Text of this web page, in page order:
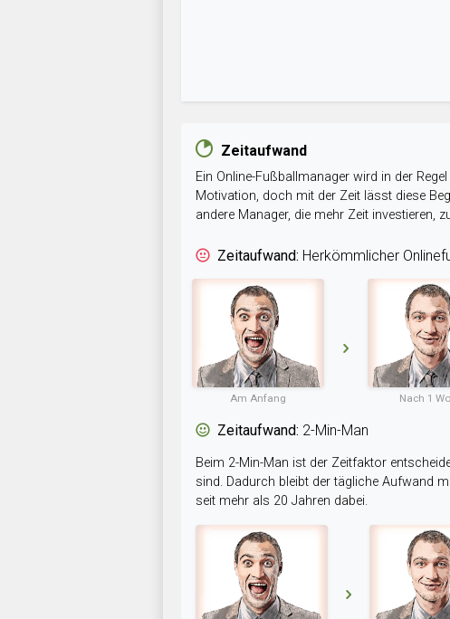
Zeitaufwand
Ein Online-Fußballmanager wird in der
Motivation, doch mit der Zeit lässt diese
andere Manager, die mehr Zeit investieren,
Zeitaufwand: Herkömmlicher
Am Anfang Nach 1
Zeitaufwand: 2-Min-Man
Beim 2-Min-Man ist der Zeitfaktor
sind. Dadurch bleibt der tägliche Aufwand
seit mehr als 20 Jahren dabei.